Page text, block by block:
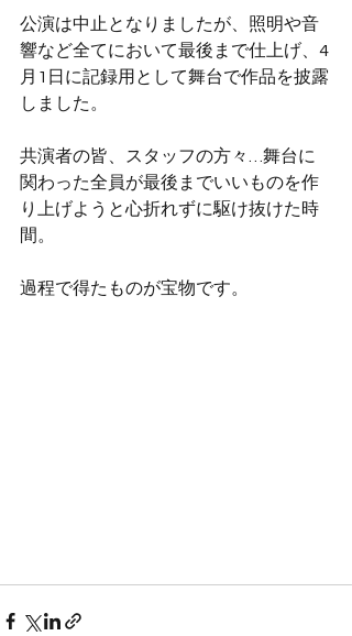
公演は中止となりましたが、照明や音
響など全てにおいて最後まで仕上げ、4
月1日に記録用として舞台で作品を披露
しました。
共演者の皆、スタッフの方々…舞台に
関わった全員が最後までいいものを作
り上げようと心折れずに駆け抜けた時
間。
過程で得たものが宝物です。